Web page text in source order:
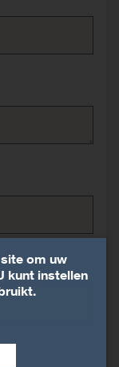
om uw
kunt instellen